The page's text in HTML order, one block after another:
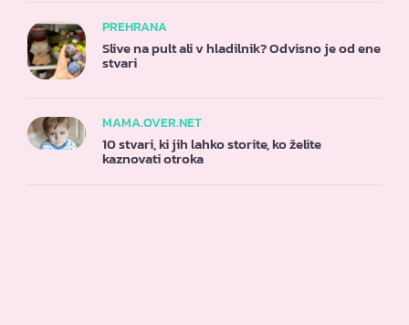
PREHRANA
Slive na pult ali v hladilnik? Odvisno je od ene
stvari
MAMA.OVER.NET
10 stvari, ki jih lahko storite, ko želite
kaznovati otroka